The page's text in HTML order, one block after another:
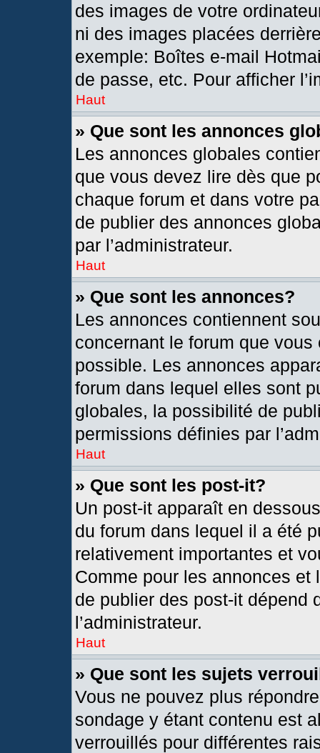
des images de votre
ni des images placées
exemple: Boîtes e-mail
de passe, etc. Pour afficher
Haut
» Que sont les annonces
Les annonces globales
que vous devez lire dès que
chaque forum et dans votre
de publier des annonces
par l’administrateur.
Haut
» Que sont les annonces?
Les annonces contiennent
concernant le forum que
possible. Les annonces
forum dans lequel elles sont
globales, la possibilité de
permissions définies par
Haut
» Que sont les post-it?
Un post-it apparaît en
du forum dans lequel il a été
relativement importantes et
Comme pour les annonces
de publier des post-it dépend
l’administrateur.
Haut
» Que sont les sujets
Vous ne pouvez plus
sondage y étant contenu est
verrouillés pour différentes